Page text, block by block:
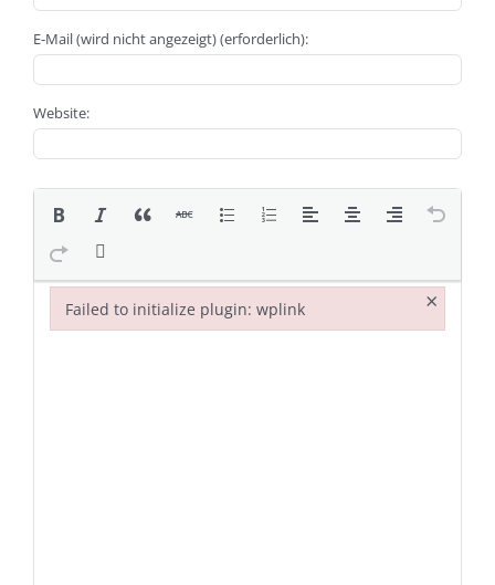
E-Mail (wird nicht angezeigt) (erforderlich):
Website:
Failed to initialize plugin: wplink ×
Failed to initialize plugin: wplink